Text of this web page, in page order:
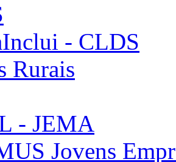
- CLDS
Rurais
- JEMA
Jovens